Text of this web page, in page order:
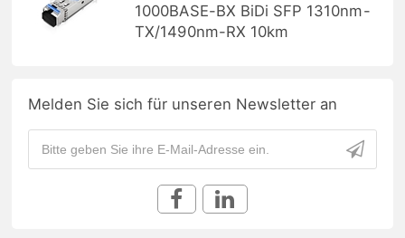
1000BASE-BX BiDi SFP 1310nm-
TX/1490nm-RX 10km
Melden Sie sich für unseren Newsletter an